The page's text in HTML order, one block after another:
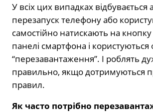
У всіх цих випадках
перезапуск телефону або
самостійно натискають на кнопку
панелі смартфона і користуються
“перезавантаження”. І роблять
правильно, якщо дотримуються
правил.
Як часто потрібно